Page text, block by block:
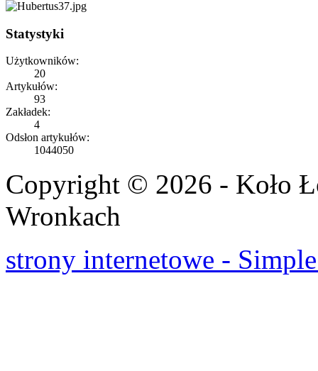
Statystyki
Użytkowników:
20
Artykułów:
93
Zakładek:
4
Odsłon artykułów:
1044050
Copyright © 2026 - Koło
Wronkach
strony internetowe -